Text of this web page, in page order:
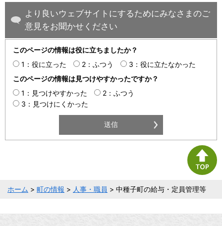
より良いウェブサイトにするためにみなさまのご
意見をお聞かせください
このページの情報は役に立ちましたか？
1：役に立った
2：ふつう
3：役に立たなかった
このページの情報は見つけやすかったですか？
1：見つけやすかった
2：ふつう
3：見つけにくかった
ホーム > 町の情報 > 人事・職員 > 中種子町の給与・定員管理等